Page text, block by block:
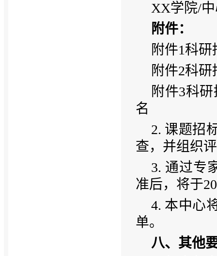
XX学院/
附件：
附件1科
附件2科
附件3科
名
2. 课题招
查，并组织
3. 通过专
准后，将于
4. 本中心
单。
八、其他